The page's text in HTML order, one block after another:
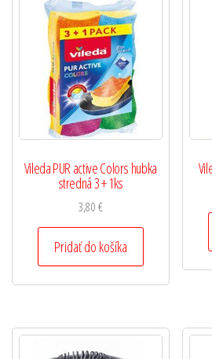
Vileda PUR active Colors hubka
stredná 3 + 1ks
3,80€
Pridať do košíka